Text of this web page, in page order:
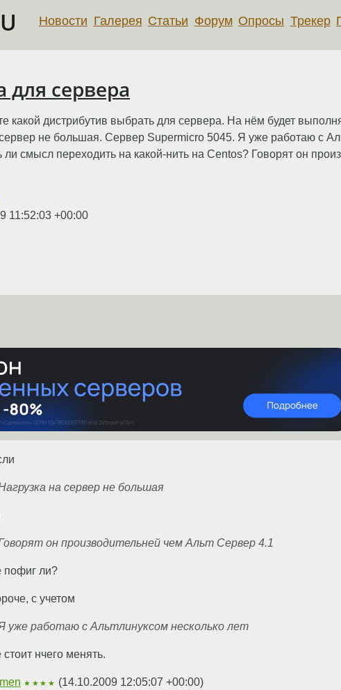
Новости Галерея Статьи Форум Опросы Трекер
для сервера
какой дистрибутив выбрать для сервера. На нём будет
не большая. Сервер Supermicro 5045. Я уже работаю с
ли смысл переходить на какой-нить на Centos? Говорят он
11:52:03 +00:00
на сервер не большая
он производительней чем Альт Сервер 4.1
пофиг ли?
с учетом
уже работаю с Альтлинуксом несколько лет
стоит нчего менять.
★★★★ (14.10.2009 12:05:07 +00:00)